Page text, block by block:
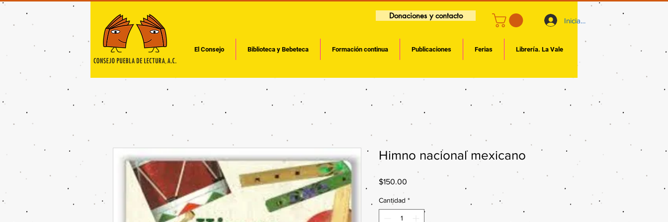
Donaciones y contacto Iniciar sesión
El Consejo Biblioteca y Bebeteca Formación continua Publicaciones Ferias Librería. La Vale
Himno nacional mexicano
$150.00 Precio
Cantidad *